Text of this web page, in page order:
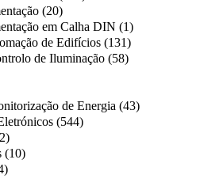
(20)
em Calha DIN (1)
de Edifícios (131)
de Iluminação (58)
de Energia (43)
(544)
(10)